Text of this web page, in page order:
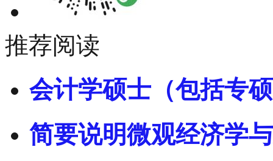
推荐阅读
会计学硕士（包括专
简要说明微观经济学